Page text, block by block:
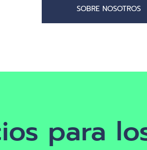
SOBRE NOSOTROS
para